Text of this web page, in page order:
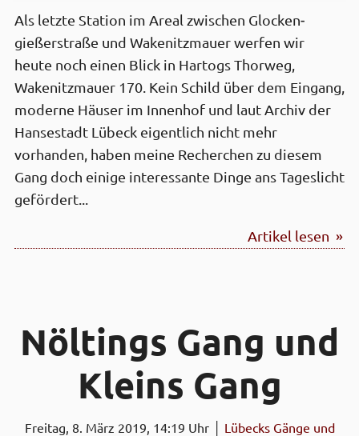
Als letzte Station im Areal zwischen Glocken­
gießer­straße und Wakenitz­mauer werfen wir
heute noch einen Blick in Hartogs Thorweg,
Wakenitz­mauer 170. Kein Schild über dem Eingang,
moderne Häuser im Innen­hof und laut Archiv der
Hanse­stadt Lübeck eigentlich nicht mehr
vorhanden, haben meine Recherchen zu diesem
Gang doch einige interes­sante Dinge ans Tages­licht
gefördert...
Artikel lesen »
Nöltings Gang und
Kleins Gang
Freitag, 8. März 2019, 14:19 Uhr │ Lübecks Gänge und